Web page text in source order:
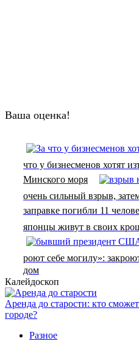
Ваша оценка!
что у бизнесменов хотят
Минского моря
очень сильный взрыв,
заправке погибли 11
японцы живут в своих
роют себе могилу»:
дом
Калейдоскоп
Аренда до старости: кто
городе?
Разное